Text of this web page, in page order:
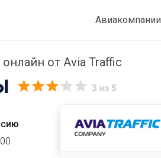
Авиакомпании
от Avia Traffic
3 из 5